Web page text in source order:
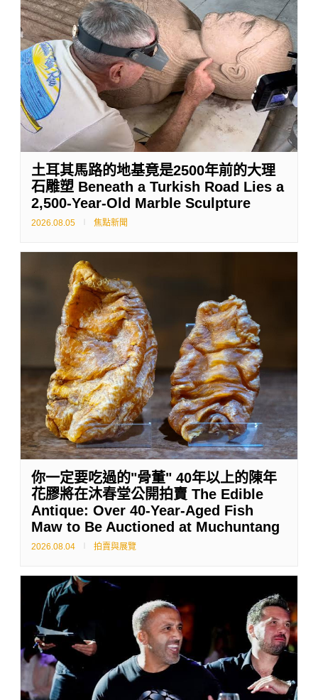
土耳其馬路的地基竟是2500年前的大理
石雕塑 Beneath a Turkish Road Lies a
2,500-Year-Old Marble Sculpture
2026.08.05 焦點新聞
你一定要吃過的"骨董" 40年以上的陳年
花膠將在沐春堂公開拍賣 The Edible
Antique: Over 40-Year-Aged Fish
Maw to Be Auctioned at Muchuntang
2026.08.04 拍賣與展覽